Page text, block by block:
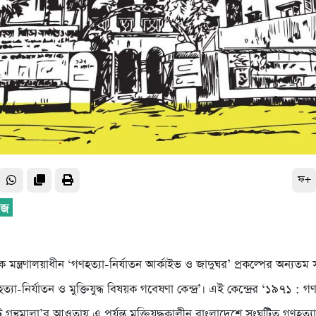
ফ+
মন্ত্রণালয়াধীন ‘গণহত্যা-নির্যাতন আর্কাইভ ও জাদুঘর’ প্রকল্পের
নির্যাতন ও মুক্তিযুদ্ধ বিষয়ক গবেষণা কেন্দ্র’। এই কেন্দ্রের ‘১৯৭১ :